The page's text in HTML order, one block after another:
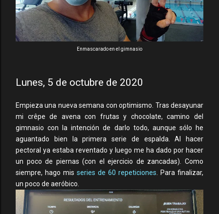
Enmascarado en el gimnasio
Lunes, 5 de octubre de 2020
Empieza una nueva semana con optimismo. Tras desayunar
mi crêpe de avena con frutas y chocolate, camino del
gimnasio con la intención de darlo todo, aunque sólo he
aguantado bien la primera serie de espalda. Al hacer
pectoral ya estaba reventado y luego me ha dado por hacer
un poco de piernas (con el ejercicio de zancadas). Como
siempre, hago mis series de 60 repeticiones . Para finalizar,
un poco de aeróbico.